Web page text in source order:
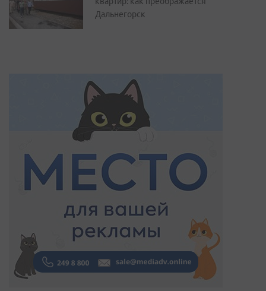
Дальнегорск